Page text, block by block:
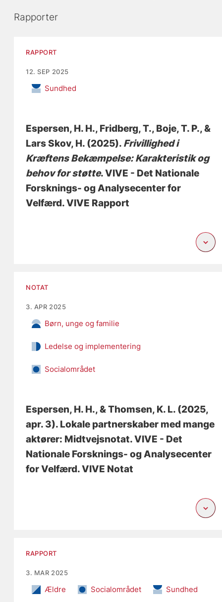
Rapporter
RAPPORT
12. SEP 2025
Sundhed
Espersen, H. H., Fridberg, T., Boje, T. P., &
Lars Skov, H. (2025). Frivillighed i
Kræftens Bekæmpelse: Karakteristik og
behov for støtte. VIVE - Det Nationale
Forsknings- og Analysecenter for
Velfærd. VIVE Rapport
NOTAT
3. APR 2025
Børn, unge og familie
Ledelse og implementering
Socialområdet
Espersen, H. H., & Thomsen, K. L. (2025,
apr. 3). Lokale partnerskaber med mange
aktører: Midtvejsnotat. VIVE - Det
Nationale Forsknings- og Analysecenter
for Velfærd. VIVE Notat
RAPPORT
3. MAR 2025
Ældre Socialområdet Sundhed